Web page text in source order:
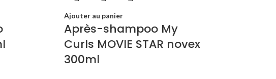
Ajouter au panier
Après-shampoo My
Curls MOVIE STAR novex
300ml